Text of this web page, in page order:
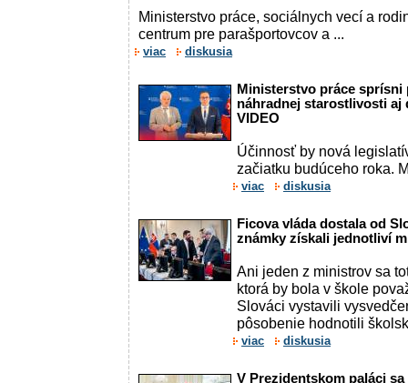
Ministerstvo práce, sociálnych vecí a
centrum pre parašportovcov a ...
viac diskusia
Ministerstvo práce sprísni
náhradnej starostlivosti aj
VIDEO
Účinnosť by nová
začiatku budúceho roka.
viac diskusia
Ficova vláda dostala od
známky získali jednotliví
Ani jeden z ministrov sa
ktorá by bola v škole
Slováci vystavili
pôsobenie hodnotili
viac diskusia
V Prezidentskom paláci